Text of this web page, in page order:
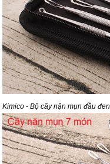
Kimico - Bộ cây nặn mụn đầu